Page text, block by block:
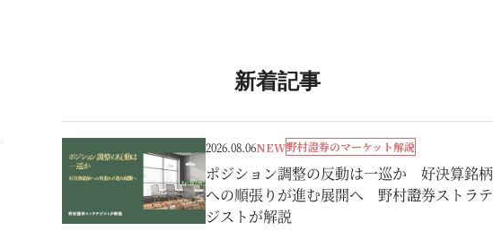
新着記事
2026.08.06NEW野村證券のマーケット解説
ポジション調整の反動は一巡か 好決算銘柄
への順張りが進む展開へ 野村證券ストラテ
ジストが解説